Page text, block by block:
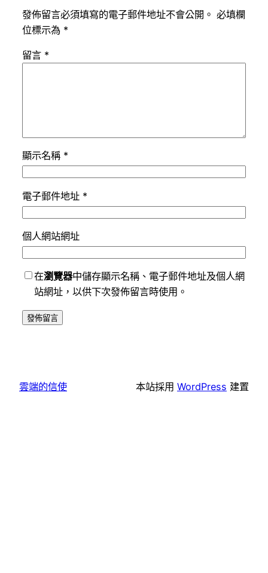
發佈留言必須填寫的電子郵件地址不會公開。 必填欄
位標示為 *
留言 *
顯示名稱 *
電子郵件地址 *
個人網站網址
在瀏覽器中儲存顯示名稱、電子郵件地址及個人網
站網址，以供下次發佈留言時使用。
雲端的信使 本站採用 WordPress 建置